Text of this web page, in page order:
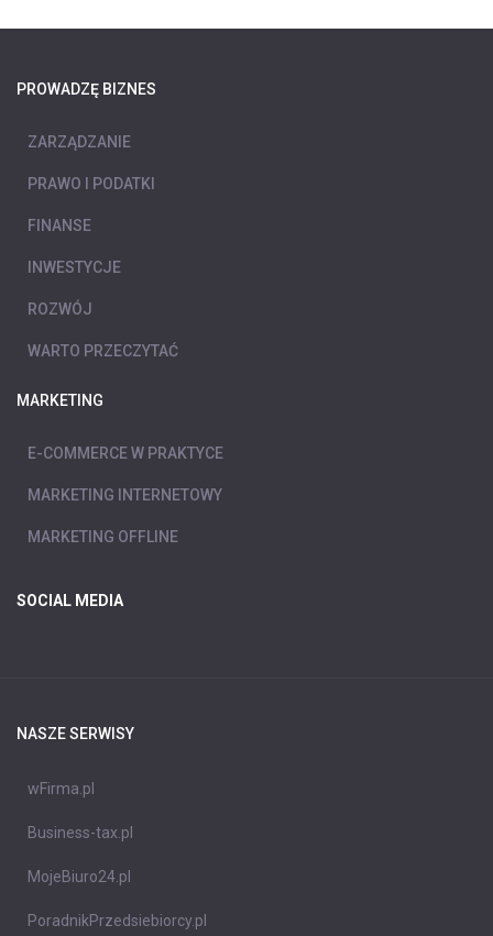
PROWADZĘ BIZNES
ZARZĄDZANIE
PRAWO I PODATKI
FINANSE
INWESTYCJE
ROZWÓJ
WARTO PRZECZYTAĆ
MARKETING
E-COMMERCE W PRAKTYCE
MARKETING INTERNETOWY
MARKETING OFFLINE
SOCIAL MEDIA
NASZE SERWISY
wFirma.pl
Business-tax.pl
MojeBiuro24.pl
PoradnikPrzedsiebiorcy.pl